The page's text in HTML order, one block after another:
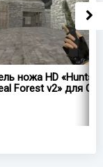
ножа HD
Forest v2» для CS